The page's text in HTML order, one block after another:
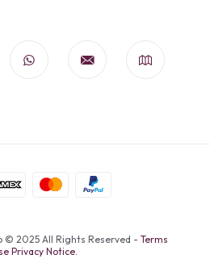
© 2025 All Rights Reserved - Terms
Privacy Notice.